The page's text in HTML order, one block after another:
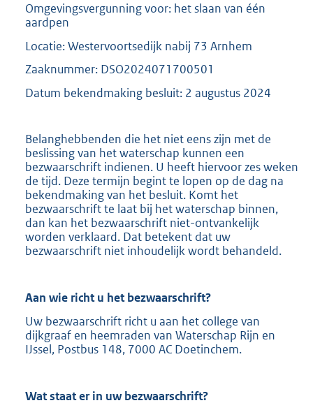
K
Omgevingsvergunning voor: het slaan van één
aardpen
Locatie: Westervoortsedijk nabij 73 Arnhem
Zaaknummer: DSO2024071700501
Datum bekendmaking besluit: 2 augustus 2024
Belanghebbenden die het niet eens zijn met de
beslissing van het waterschap kunnen een
bezwaarschrift indienen. U heeft hiervoor zes weken
de tijd. Deze termijn begint te lopen op de dag na
bekendmaking van het besluit. Komt het
bezwaarschrift te laat bij het waterschap binnen,
dan kan het bezwaarschrift niet-ontvankelijk
worden verklaard. Dat betekent dat uw
bezwaarschrift niet inhoudelijk wordt behandeld.
Aan wie richt u het bezwaarschrift?
Uw bezwaarschrift richt u aan het college van
dijkgraaf en heemraden van Waterschap Rijn en
IJssel, Postbus 148, 7000 AC Doetinchem.
Wat staat er in uw bezwaarschrift?